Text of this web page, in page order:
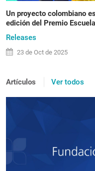
Un proyecto colombiano
edición del Premio
Releases
23 de Oct de 2025
Artículos Ver todos